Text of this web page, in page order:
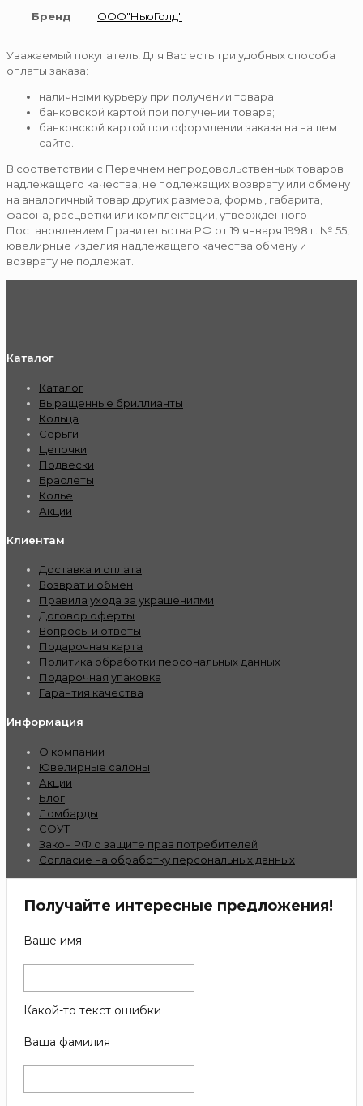
Бренд ООО"НьюГолд"
Уважаемый покупатель! Для Вас есть три удобных способа
оплаты заказа:
наличными курьеру при получении товара;
банковской картой при получении товара;
банковской картой при оформлении заказа на нашем
сайте.
В соответствии с Перечнем непродовольственных товаров
надлежащего качества, не подлежащих возврату или обмену
на аналогичный товар других размера, формы, габарита,
фасона, расцветки или комплектации, утвержденного
Постановлением Правительства РФ от 19 января 1998 г. № 55,
ювелирные изделия надлежащего качества обмену и
возврату не подлежат.
Каталог
Каталог
Выращенные бриллианты
Кольца
Серьги
Цепочки
Подвески
Браслеты
Колье
Акции
Клиентам
Доставка и оплата
Возврат и обмен
Правила ухода за украшениями
Договор оферты
Вопросы и ответы
Подарочная карта
Политика обработки персональных данных
Подарочная упаковка
Гарантия качества
Информация
О компании
Ювелирные салоны
Акции
Блог
Ломбарды
СОУТ
Закон РФ о защите прав потребителей
Согласие на обработку персональных данных
Получайте интересные предложения!
Ваше имя
Какой-то текст ошибки
Ваша фамилия